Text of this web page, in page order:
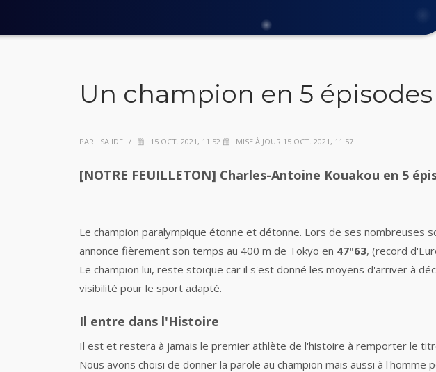
Un champion en 5 épisodes
PAR LSA IDF / 15 OCT. 2021, 11:52 MISE À JOUR 15 OCT. 2021, 11:57
[NOTRE FEUILLETON] Charles-Antoine Kouakou en 5
Le champion paralympique étonne et détonne. Lors de ses nombreuses
annonce fièrement son temps au 400 m de Tokyo en 47"63, (record
Le champion lui, reste stoïque car il s'est donné les moyens d'arriver à
visibilité pour le sport adapté.
Il entre dans l'Histoire
Il est et restera à jamais le premier athlète de l'histoire à remporter le
Nous avons choisi de donner la parole au champion mais aussi à